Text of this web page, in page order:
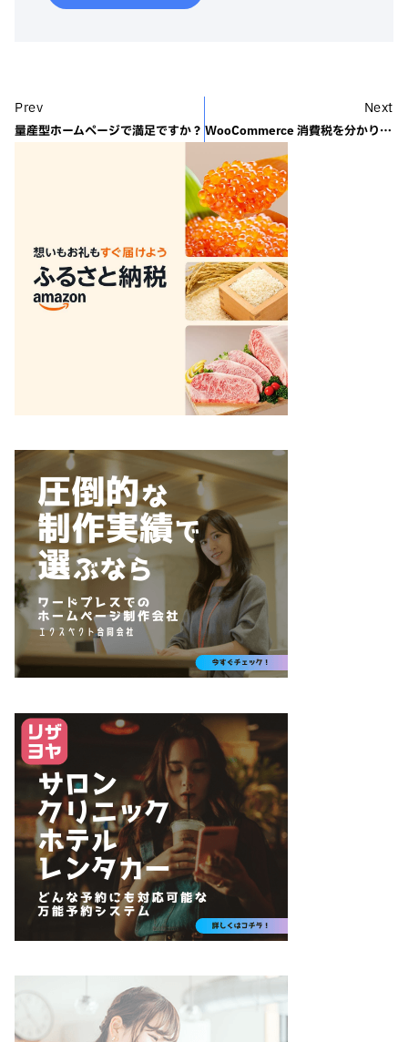
Prev
量産型ホームページで満足ですか？
Next
WooCommerce 消費税を分かりやすく表示させる設定